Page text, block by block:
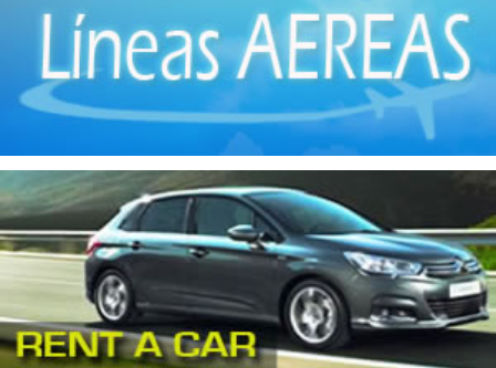
Textiles (1)
Vehículos
Video(1)